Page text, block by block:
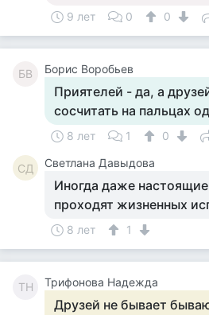
9 лет 0 0
БВ Борис Воробьев
Приятелей - да, а
сосчитать на пальцах
8 лет 1 0
СД Светлана Давыдова
Иногда даже
проходят жизненных
8 лет 1
ТН Трифонова Надежда
Друзей не бывает